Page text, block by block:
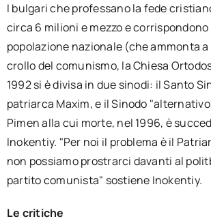
I bulgari che professano la fede
circa 6 milioni e mezzo e corrispondono
popolazione nazionale (che ammonta
crollo del comunismo, la Chiesa
1992 si è divisa in due sinodi: il Santo
patriarca Maxim, e il Sinodo
Pimen alla cui morte, nel 1996, è
Inokentiy. "Per noi il problema è il
non possiamo prostrarci davanti al
partito comunista" sostiene Inokentiy.
Le critiche